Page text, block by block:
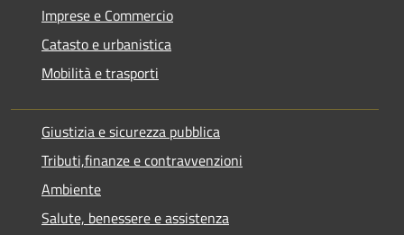
Imprese e Commercio
Catasto e urbanistica
Mobilità e trasporti
Giustizia e sicurezza pubblica
Tributi,finanze e contravvenzioni
Ambiente
Salute, benessere e assistenza